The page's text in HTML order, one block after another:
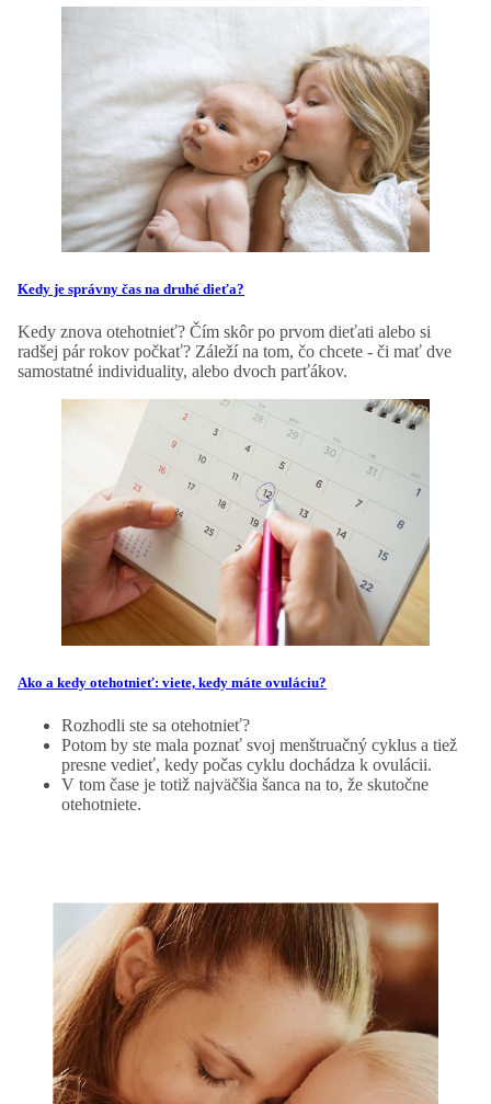
Kedy je správny čas na druhé dieťa?
Kedy znova otehotnieť? Čím skôr po prvom dieťati alebo si
radšej pár rokov počkať? Záleží na tom, čo chcete - či mať dve
samostatné individuality, alebo dvoch parťákov.
Ako a kedy otehotnieť: viete, kedy máte ovuláciu?
Rozhodli ste sa otehotnieť?
Potom by ste mala poznať svoj menštruačný cyklus a tiež
presne vedieť, kedy počas cyklu dochádza k ovulácii.
V tom čase je totiž najväčšia šanca na to, že skutočne
otehotniete.